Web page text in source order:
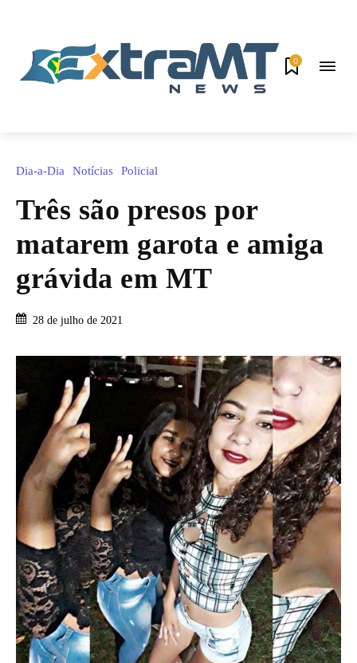
0
Dia-a-Dia Notícias Policial
Três são presos por
matarem garota e amiga
grávida em MT
28 de julho de 2021